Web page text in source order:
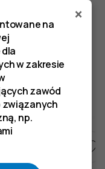
produkt
×
na
w zakresie
zawód
związanych
np.